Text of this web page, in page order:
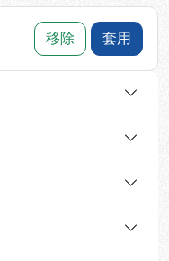
移除 套用